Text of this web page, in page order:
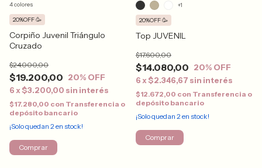
Corpiño Juvenil Triángulo
Cruzado
$19.200,00
$24.000,00
20% OFF
6 x$3.200,00 sin interés
20%OFF 🥳
$17.280,00 con Transferencia o
depósito bancario
¡Solo quedan 2en stock!
4 colores
Comprar
Top JUVENIL
$14.080,00
$17.600,00
20% OFF
6 x$2.346,67 sin interés
20%OFF 🥳
$12.672,00 con Transferencia o
depósito bancario
¡Solo quedan 2 en stock!
+1
Comprar